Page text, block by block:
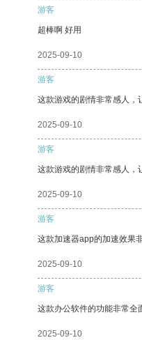
游客
超棒啊 好用
2025-09-10
游客
这款游戏的剧情非常感人，
2025-09-10
游客
这款游戏的剧情非常感人，
2025-09-10
游客
这款加速器app的加速效果
2025-09-10
游客
这款办公软件的功能非常全
2025-09-10